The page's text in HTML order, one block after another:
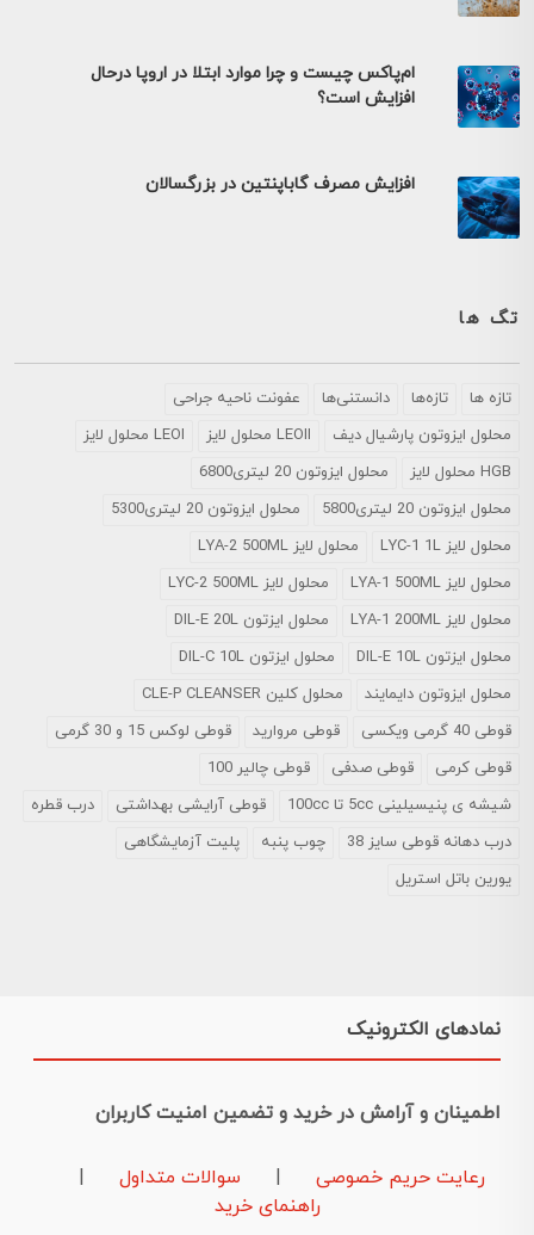
ام‌پاکس چیست و چرا موارد ابتلا در اروپا درحال
افزایش است؟
افزایش مصرف گاباپنتین در بزرگسالان
تگ ها
تازه ها تازه‌ها دانستنی‌ها
عفونت ناحیه جراحی
محلول ايزوتون پارشيال ديف
LEOII محلول لایز
LEOI محلول لایز
HGB محلول لایز
محلول ایزوتون 20 لیتری6800
محلول ایزوتون 20 لیتری5800
محلول ایزوتون 20 لیتری5300
محلول لایز LYC-1 1L
محلول لایز LYA-2 500ML
محلول لایز LYA-1 500ML
محلول لایز LYC-2 500ML
محلول لایز LYA-1 200ML
محلول ایزتون DIL-E 20L
محلول ایزتون DIL-E 10L
محلول ایزتون DIL-C 10L
محلول ایزوتون دایمایند
محلول کلین CLE-P CLEANSER
قوطی 40 گرمی ویکسی
قوطی مروارید
قوطی لوکس 15 و 30 گرمی
قوطی کرمی
قوطی صدفی
قوطی چالیر 100
شیشه ی پنیسیلینی 5cc تا 100cc
قوطی آرایشی بهداشتی
درب قطره
درب دهانه قوطی سایز 38
چوب پنبه
پلیت آزمایشگاهی
یورین باتل استریل
نمادهای الکترونیک
اطمینان و آرامش در خرید و تضمین امنیت کاربران
رعایت حریم خصوصی سوالات متداول
راهنمای خرید